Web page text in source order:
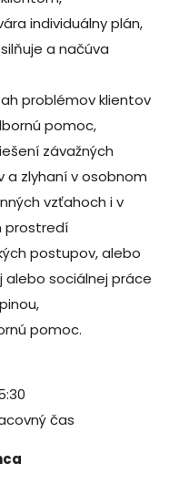
individuálny plán,
a načúva
problémov klientov
pomoc,
závažných
a zlyhaní v osobnom
vzťahoch i v
prostredí
postupov, alebo
alebo sociálnej práce
pomoc.
čas